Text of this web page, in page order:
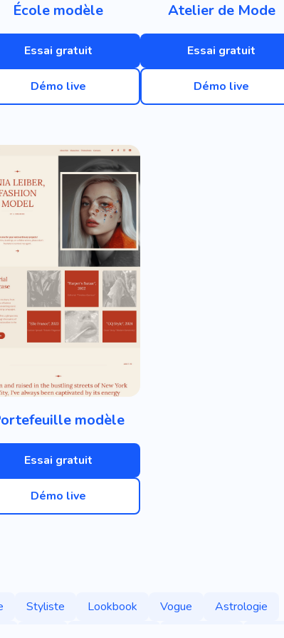
École modèle
Essai gratuit
Démo live
Atelier de Mode
Essai gratuit
Démo live
modèle
Essai gratuit
Démo live
Styliste Lookbook Vogue
Astrologie